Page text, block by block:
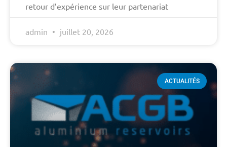
retour d’expérience sur leur partenariat
admin juillet 20, 2026
ACTUALITÉS